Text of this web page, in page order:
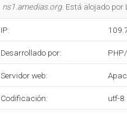
ns1.amedias.org . Está alojado
IP:
Desarrollado por:
Servidor web:
Codificación: utf-8